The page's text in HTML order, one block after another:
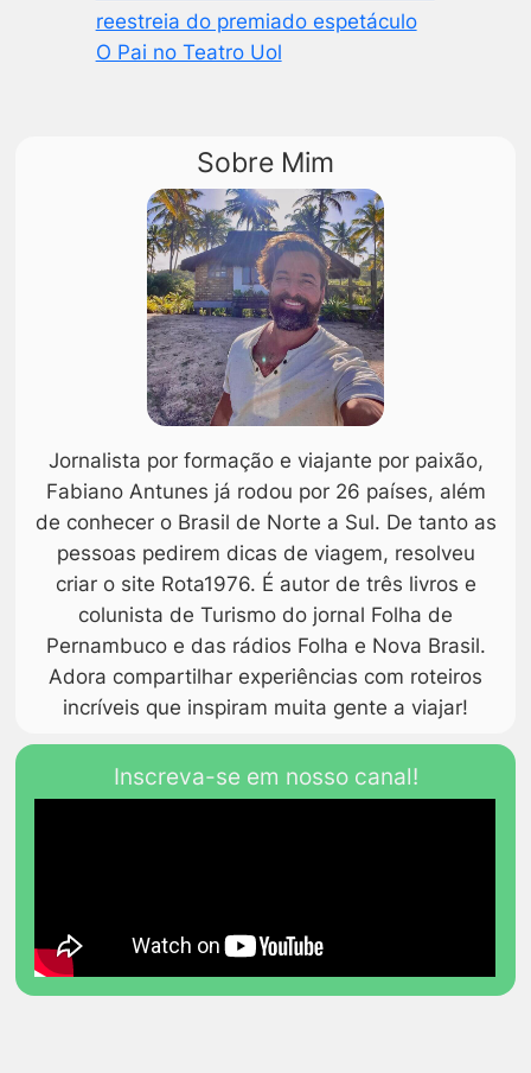
reestreia do premiado espetáculo
O Pai no Teatro Uol
Sobre Mim
Jornalista por formação e viajante por paixão,
Fabiano Antunes já rodou por 26 países, além
de conhecer o Brasil de Norte a Sul. De tanto as
pessoas pedirem dicas de viagem, resolveu
criar o site Rota1976. É autor de três livros e
colunista de Turismo do jornal Folha de
Pernambuco e das rádios Folha e Nova Brasil.
Adora compartilhar experiências com roteiros
incríveis que inspiram muita gente a viajar!
Inscreva-se em nosso canal!